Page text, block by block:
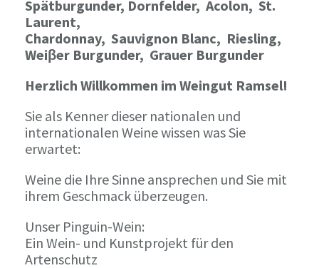
Spätburgunder, Dornfelder, Acolon, St.
Laurent,
Chardonnay, Sauvignon Blanc, Riesling,
Weiβer Burgunder, Grauer Burgunder
Herzlich Willkommen im Weingut Ramsel!
Sie als Kenner dieser nationalen und
internationalen Weine wissen was Sie
erwartet:
Weine die Ihre Sinne ansprechen und Sie mit
ihrem Geschmack überzeugen.
Unser Pinguin-Wein:
Ein Wein- und Kunstprojekt für den
Artenschutz